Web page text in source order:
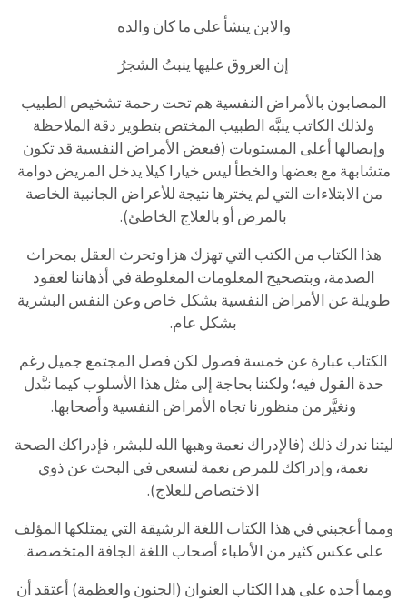
والابن ينشأ على ما كان والده
إن العروق عليها ينبتُ الشجرُ
المصابون بالأمراض النفسية هم تحت رحمة تشخيص الطبيب
ولذلك الكاتب ينبَّه الطبيب المختص بتطوير دقة الملاحظة
وإيصالها أعلى المستويات (فبعض الأمراض النفسية قد تكون
متشابهة مع بعضها والخطأ ليس خيارا كيلا يدخل المريض دوامة
من الابتلاءات التي لم يخترها نتيجة للأعراض الجانبية الخاصة
بالمرض أو بالعلاج الخاطئ).
هذا الكتاب من الكتب التي تهزك هزا وتحرث العقل بمحراث
الصدمة، وبتصحيح المعلومات المغلوطة في أذهاننا لعقود
طويلة عن الأمراض النفسية بشكل خاص وعن النفس البشرية
بشكل عام.
الكتاب عبارة عن خمسة فصول لكن فصل المجتمع جميل رغم
حدة القول فيه؛ ولكننا بحاجة إلى مثل هذا الأسلوب كيما نبَّدل
ونغيَّر من منظورنا تجاه الأمراض النفسية وأصحابها.
ليتنا ندرك ذلك (فالإدراك نعمة وهبها الله للبشر، فإدراكك الصحة
نعمة، وإدراكك للمرض نعمة لتسعى في البحث عن ذوي
الاختصاص للعلاج).
ومما أعجبني في هذا الكتاب اللغة الرشيقة التي يمتلكها المؤلف
على عكس كثير من الأطباء أصحاب اللغة الجافة المتخصصة.
ومما أجده على هذا الكتاب العنوان (الجنون والعظمة) أعتقد أن